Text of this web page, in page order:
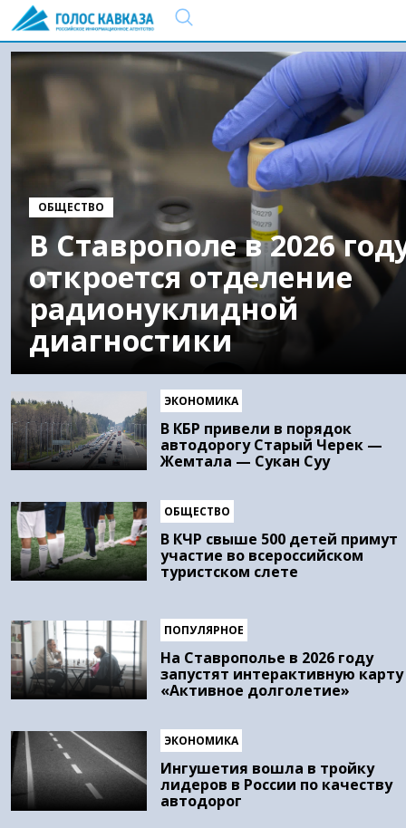
ОБЩЕСТВО
В Ставрополе в 2026
откроется отделение
радионуклидной
диагностики
ЭКОНОМИКА
В КБР привели в порядок
автодорогу Старый Черек —
Жемтала — Сукан Суу
ОБЩЕСТВО
В КЧР свыше 500 детей примут
участие во всероссийском
туристском слете
ПОПУЛЯРНОЕ
На Ставрополье в 2026 году
запустят интерактивную карту
«Активное долголетие»
ЭКОНОМИКА
Ингушетия вошла в тройку
лидеров в России по качеству
автодорог